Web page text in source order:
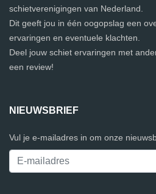
schietverenigingen van Nederland.
Dit geeft jou in één oogopslag een
ervaringen en eventuele klachten.
Deel jouw schiet ervaringen met
een review!
NIEUWSBRIEF
Vul je e-mailadres in om onze